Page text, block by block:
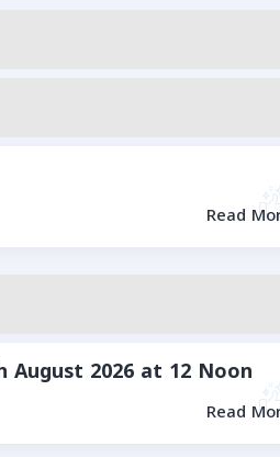
Read
2026 at 12 Noon
Read